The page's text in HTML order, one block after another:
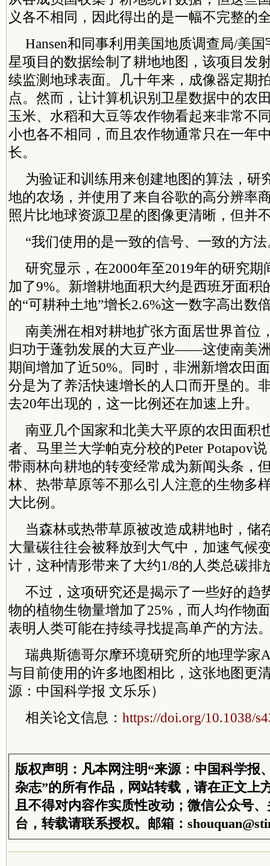
义各不相同，因此得出的是一幅不完整的
Hansen和同事利用美国地质调查局/美
星项目的数据绘制了耕地地图，该项目发
续监测地球表面。几十年来，成像器定期
点。然而，让计算机识别卫星数据中的农
玉米、水稻和大豆等农作物看起来非常不
小也各不相同，而且农作物通常只在一年
长。
为验证和训练用来创建地图的算法，研
地的农场，并使用了来自谷歌的高分辨率
照片比地球资源卫星的图像更清晰，但并
“我们使用的是一致的信号、一致的方法
研究显示，在2000年至2019年的研究
加了9%。新增耕地面积大约是西班牙面积
的“可耕种土地”增长2.6%这一数字高出数
南美洲在相对耕地扩张方面居世界首位
归功于蓬勃发展的大豆产业——这使南美
期间增加了近50%。同时，非洲新增农田
分是为了养活快速增长的人口而开垦的。
去20年出现的，这一比例还在加速上升。
南亚几个国家和北美大平原的农田面积
者、马里兰大学帕克分校的Peter Potapov
带雨林向耕地的转变经常成为新闻头条，
林、热带草原等不那么引人注意的生物多
大比例。
当森林或热带草原被改造成耕地时，储
大量碳往往会被释放到大气中，加速气候
计，这种情形带来了大约1/8的人类总碳排
不过，这项研究还是揭示了一些好的趋
物的植物生物量增加了25%，而人均作物
表明人类可能在持续寻找提高单产的方法
瑞典斯德哥尔摩环境研究所的地理学家
与目前使用的许多地图相比，这张地图更
源：中国科学报 文乐乐）
相关论文信息： https://doi.org/10.1038/
版权声明：凡本网注明“来源：中国科学报
杂志”的所有作品，网站转载，请在正文上
且不得对内容作实质性改动；微信公众号
台，转载请联系授权。邮箱：